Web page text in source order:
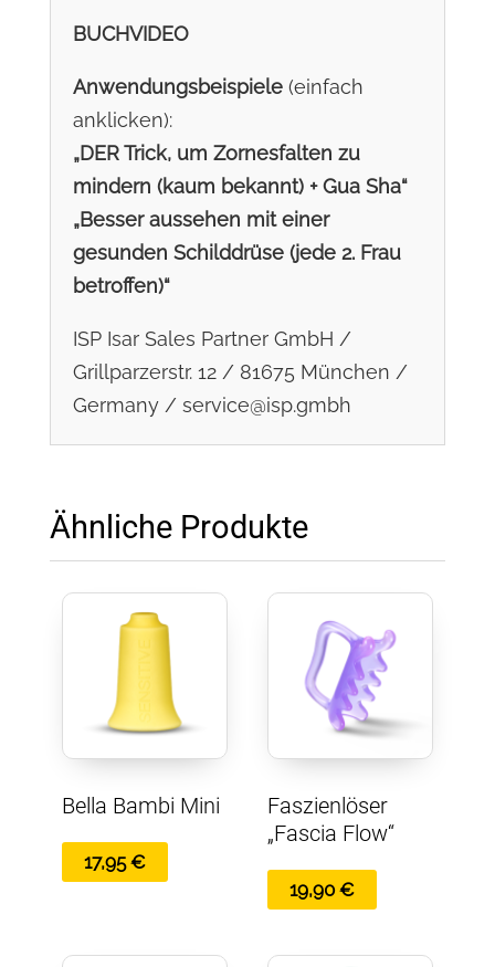
BUCHVIDEO
Anwendungsbeispiele (einfach
anklicken):
„DER Trick, um Zornesfalten zu
mindern (kaum bekannt) + Gua Sha“
„Besser aussehen mit einer
gesunden Schilddrüse (jede 2. Frau
betroffen)“
ISP Isar Sales Partner GmbH /
Grillparzerstr. 12 / 81675 München /
Germany / service@isp.gmbh
Ähnliche Produkte
Bella Bambi Mini
17,95€
Faszienlöser
„Fascia Flow“
19,90€